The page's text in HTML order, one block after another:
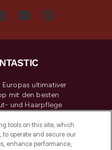
Europas ultimativer
mit den besten
und Haarpflege
Shoppe online
mit kostenloser
von 30€.
tools on this site, which
to operate and secure our
enhance performance,